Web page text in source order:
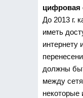
цифровая
До 2013 г.
иметь
интернету
должны
между
некоторые